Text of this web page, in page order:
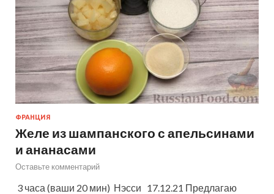
ФРАНЦИЯ
Желе из шампанского с апельсинами
и ананасами
Оставьте комментарий
3 часа (ваши 20 мин) Нэсси 17.12.21 Предлагаю